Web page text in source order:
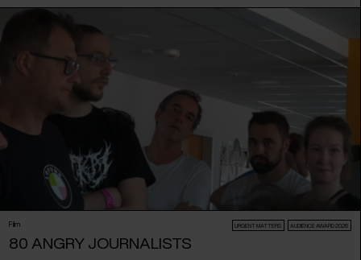
Film URGENT MATTERS AUDIENCE AWARD 2026
80 ANGRY JOURNALISTS